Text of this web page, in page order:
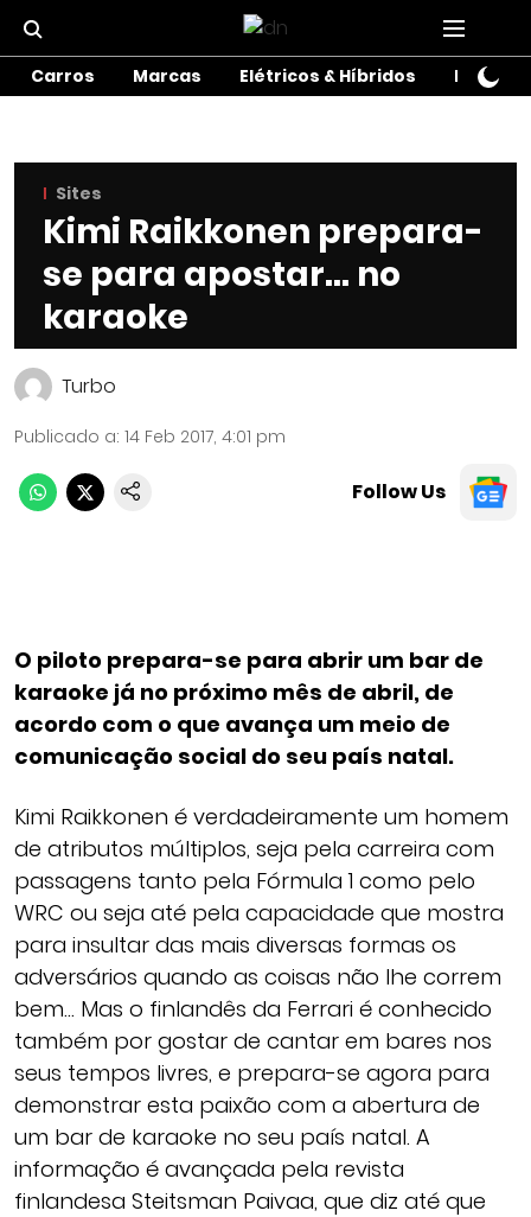
Carros Marcas Elétricos & Híbridos Motos
Sites
Kimi Raikkonen prepara-
se para apostar… no
karaoke
Turbo
Publicado a: 14 Feb 2017, 4:01 pm
Follow Us
O piloto prepara-se para abrir um bar de
karaoke já no próximo mês de abril, de
acordo com o que avança um meio de
comunicação social do seu país natal.
Kimi Raikkonen é verdadeiramente um homem
de atributos múltiplos, seja pela carreira com
passagens tanto pela Fórmula 1 como pelo
WRC ou seja até pela capacidade que mostra
para insultar das mais diversas formas os
adversários quando as coisas não lhe correm
bem… Mas o finlandês da Ferrari é conhecido
também por gostar de cantar em bares nos
seus tempos livres, e prepara-se agora para
demonstrar esta paixão com a abertura de
um bar de karaoke no seu país natal. A
informação é avançada pela revista
finlandesa Steitsman Paivaa, que diz até que